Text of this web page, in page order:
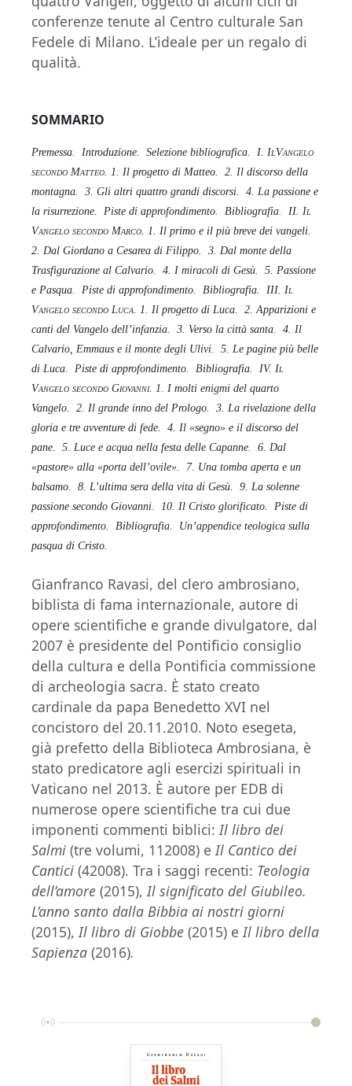
conferenze tenute al Centro culturale San
Fedele di Milano. L’ideale per un regalo di
qualità.
SOMMARIO
Premessa. Introduzione. Selezione bibliografica. I. IlVangelo
secondo Matteo . 1. Il progetto di Matteo.
2. Il discorso della
montagna.
3. Gli altri quattro grandi discorsi.
4. La passione e
la risurrezione.
Piste di approfondimento. Bibliografia. II. Il
Vangelo secondo Marco . 1. Il primo e il più breve dei vangeli.
2. Dal Giordano a Cesarea di Filippo.
3 . Dal monte della
Trasfigurazione al Calvario.
4. I miracoli di Gesù.
5. Passione
e Pasqua.
Piste di approfondimento. Bibliografia. III. Il
Vangelo secondo Luca . 1. Il progetto di Luca.
2. Apparizioni e
canti del Vangelo dell’infanzia.
3. Verso la città santa.
4. Il
Calvario, Emmaus e il monte degli Ulivi.
5. Le pagine più belle
di Luca.
Piste di approfondimento. Bibliografia. IV. Il
Vangelo secondo Giovanni. 1. I molti enigmi del quarto
Vangelo.
2. Il grande inno del Prologo.
3. La rivelazione della
gloria e tre avventure di fede.
4. Il «segno» e il discorso del
pane.
5. Luce e acqua nella festa delle Capanne.
6. Dal
«pastore» alla «porta dell’ovile».
7. Una tomba aperta e un
balsamo.
8. L’ultima sera della vita di Gesù.
9. La solenne
passione secondo Giovanni.
10. Il Cristo glorificato.
Piste di
approfondimento.
Bibliografia.
Un’appendice teologica sulla
pasqua di Cristo.
Gianfranco Ravasi, del clero ambrosiano,
biblista di fama internazionale, autore di
opere scientifiche e grande divulgatore, dal
2007 è presidente del Pontificio consiglio
della cultura e della Pontificia commissione
di archeologia sacra. È stato creato
cardinale da papa Benedetto XVI nel
concistoro del 20.11.2010. Noto esegeta,
già prefetto della Biblioteca Ambrosiana, è
stato predicatore agli esercizi spirituali in
Vaticano nel 2013. È autore per EDB di
numerose opere scientifiche tra cui due
imponenti commenti biblici:Il libro dei
Salmi (tre volumi, 112008) eIl Cantico dei
Cantici (42008). Tra i saggi recenti: Teologia
dell’amore (2015),Il significato del Giubileo.
L’anno santo dalla Bibbia ai nostri giorni
(2015),Il libro di Giobbe (2015) eIl libro della
Sapienza (2016).